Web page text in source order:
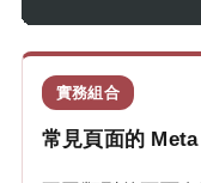
實務組合
常見頁面的